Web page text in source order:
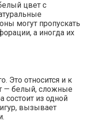
цвет с
могут пропускать
а иногда их
Это относится и к
— белый, сложные
состоит из одной
вызывает